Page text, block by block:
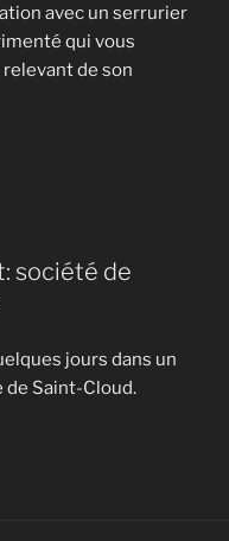
avec un serrurier
qui vous
de son
société de
jours dans un
de Saint-Cloud.